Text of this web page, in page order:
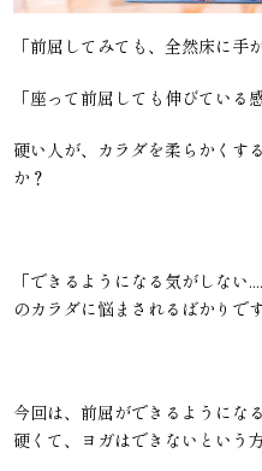
「前屈してみても、全然床に手
「座って前屈しても伸びている
硬い人が、カラダを柔らかくす
か？
「できるようになる気がしない
のカラダに悩まされるばかりです
今回は、前屈ができるようにな
硬くて、ヨガはできないという